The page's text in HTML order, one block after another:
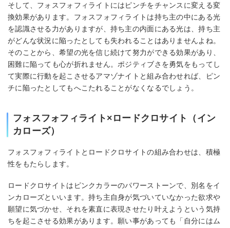
そして、フォスフォフィライトにはピンチをチャンスに変える変
換効果があります。フォスフォフィライトは持ち主の中にある光
を認識させる力がありますが、持ち主の内面にある光は、持ち主
がどんな状況に陥ったとしても失われることはありませんよね。
そのことから、希望の光を信じ続けて努力ができる効果があり、
困難に陥っても心が折れません。ポジティブさを勇気をもってし
て実際に行動を起こさせるアマゾナイトと組み合わせれば、ピン
チに陥ったとしてもへこたれることがなくなるでしょう。
フォスフォフィライト×ロードクロサイト（イン
カローズ）
フォスフォフィライトとロードクロサイトの組み合わせは、積極
性をもたらします。
ロードクロサイトはピンクカラーのパワーストーンで、別名をイ
ンカローズといいます。持ち主自身が気づいていなかった欲求や
願望に気づかせ、それを素直に表現させたり叶えようという気持
ちを起こさせる効果があります。願い事があっても「自分にはム